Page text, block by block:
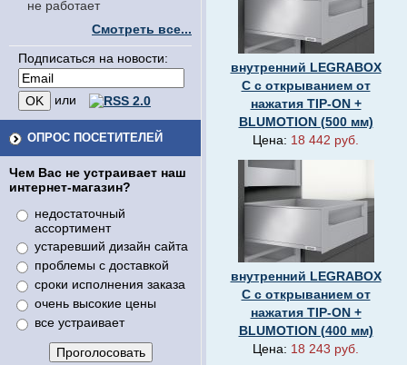
не работает
Смотреть все...
Подписаться на новости:
или
ОПРОС ПОСЕТИТЕЛЕЙ
Чем Вас не устраивает наш
интернет-магазин?
недостаточный
ассортимент
устаревший дизайн сайта
проблемы с доставкой
сроки исполнения заказа
очень высокие цены
все устраивает
внутренний LEGRABOX
C с открыванием от
нажатия TIP-ON +
BLUMOTION (500 мм)
Цена: 18 442 руб.
внутренний LEGRABOX
C с открыванием от
нажатия TIP-ON +
BLUMOTION (400 мм)
Цена: 18 243 руб.